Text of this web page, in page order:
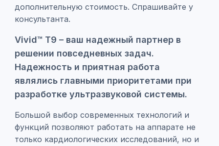
дополнительную стоимость. Спрашивайте у
консультанта.
Vivid™ T9 – ваш надежный партнер в
решении повседневных задач.
Надежность и приятная работа
являлись главными приоритетами при
разработке ультразвуковой системы.
Большой выбор современных технологий и
функций позволяют работать на аппарате не
только кардиологических исследований, но и